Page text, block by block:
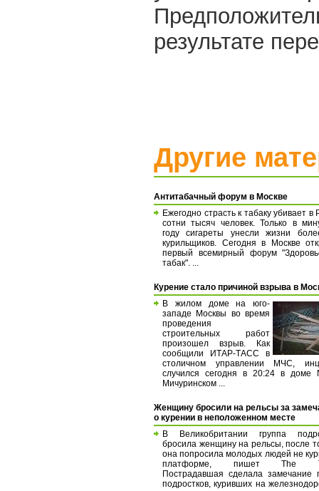
результате
Другие
Антитабачный форум в Москве
Ежегодно страсть к табаку убивает в
сотни тысяч человек. Только в
году сигареты унесли жизни
курильщиков. Сегодня в Москве
первый всемирный форум
табак". ...
Курение стало причиной взрыва в
В жилом доме на юго-
западе Москвы во время
проведения
строительных работ
произошел взрыв. Как
сообщили ИТАР-ТАСС в
столичном управлении МЧС,
случился сегодня в 20:24 в доме
Мичуринском ...
Женщину бросили на рельсы за
о курении в неположенном месте
В Великобритании группа
бросила женщину на рельсы, после
она попросила молодых людей не
платформе, пишет The
Пострадавшая сделала замечание
подростков, куривших на